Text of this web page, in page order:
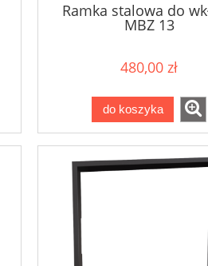
Ramka stalowa do
MBZ 13
480,00 zł
do koszyka